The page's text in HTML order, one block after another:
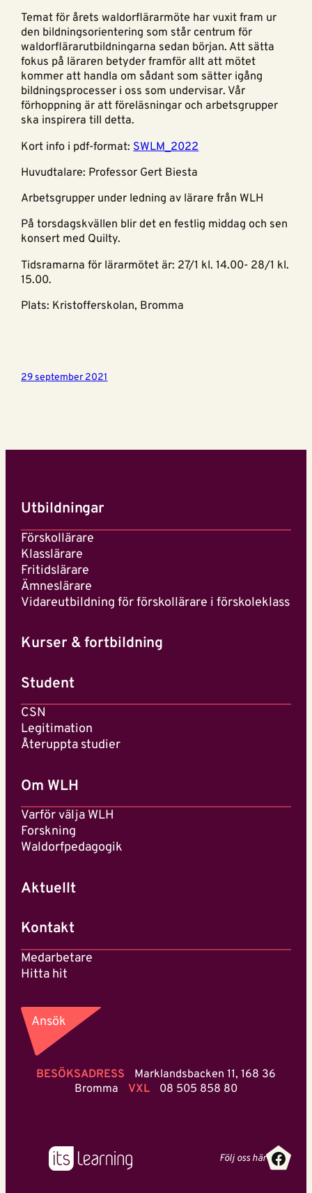
Temat för årets waldorflärarmöte har vuxit fram ur
den bildningsorientering som står centrum för
waldorflärarutbildningarna sedan början. Att sätta
fokus på läraren betyder framför allt att mötet
kommer att handla om sådant som sätter igång
bildningsprocesser i oss som undervisar. Vår
förhoppning är att föreläsningar och arbetsgrupper
ska inspirera till detta.
Kort info i pdf-format: SWLM_2022
Huvudtalare: Professor Gert Biesta
Arbetsgrupper under ledning av lärare från WLH
På torsdagskvällen blir det en festlig middag och sen
konsert med Quilty.
Tidsramarna för lärarmötet är: 27/1 kl. 14.00- 28/1 kl.
15.00.
Plats: Kristofferskolan, Bromma
29 september 2021
Utbildningar
Förskollärare
Klasslärare
Fritidslärare
Ämneslärare
Vidareutbildning för förskollärare i förskoleklass
Kurser & fortbildning
Student
CSN
Legitimation
Återuppta studier
Om WLH
Varför välja WLH
Forskning
Waldorfpedagogik
Aktuellt
Kontakt
Medarbetare
Hitta hit
Ansök
BESÖKSADRESS
Marklandsbacken 11, 168 36
Bromma
VXL 08 505 858 80
Följ oss här